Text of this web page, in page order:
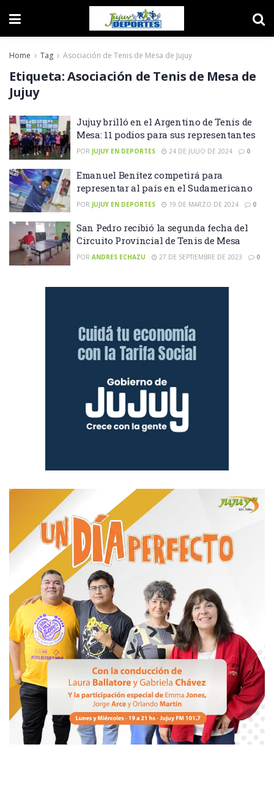
Home Tag Asociación de Tenis de Mesa de Jujuy
Etiqueta:Asociación de Tenis de Mesa de
Jujuy
Jujuy brilló en el Argentino de Tenis de
Mesa: 11 podios para sus representantes
POR JUJUY EN DEPORTES 24 DE JULIO DE 2024 0
Emanuel Benítez competirá para
representar al país en el Sudamericano
POR JUJUY EN DEPORTES 19 DE MARZO DE 2024 0
San Pedro recibió la segunda fecha del
Circuito Provincial de Tenis de Mesa
POR ANDRES ECHAZU 27 DE SEPTIEMBRE DE 2023 0